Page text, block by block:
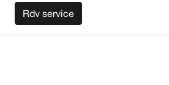
NOUS RACHETONS VOTRE
4356 Boul Métropolitain E,
Rdv service